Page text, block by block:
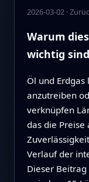
2026-03-02·
Warum
wichtig sind
Öl und
anzutreiben
verknüpfen
das die Preise
Verlauf der
Dieser